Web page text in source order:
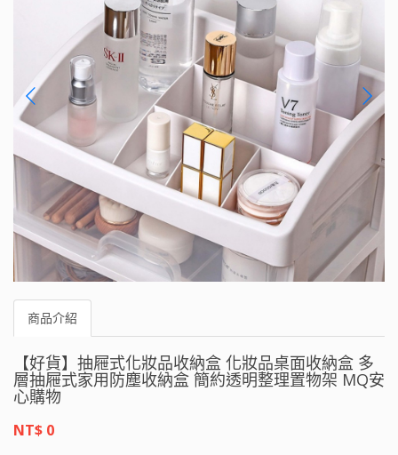
商品介紹
【好貨】抽屜式化妝品收納盒 化妝品桌面收納盒 多
層抽屜式家用防塵收納盒 簡約透明整理置物架 MQ安
心購物
NT$ 0